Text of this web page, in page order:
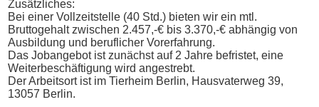
Zusätzliches:
Bei einer Vollzeitstelle (40 Std.) bieten wir ein mtl.
Bruttogehalt zwischen 2.457,-€ bis 3.370,-€ abhängig von
Ausbildung und beruflicher Vorerfahrung.
Das Jobangebot ist zunächst auf 2 Jahre befristet, eine
Weiterbeschäftigung wird angestrebt.
Der Arbeitsort ist im Tierheim Berlin, Hausvaterweg 39,
13057 Berlin.